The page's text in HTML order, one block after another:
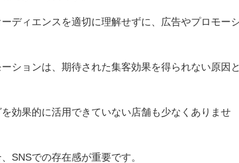
ディエンスを適切に理解せずに、広告やプロモー
ションは、期待された集客効果を得られない原因
効果的に活用できていない店舗も少なくありませ
SNSでの存在感が重要です。